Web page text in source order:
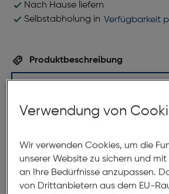
Nach Hause liefern
Selbstabholung in Verfügbarkeit
Produktbeschreibung
ArtNr.: 879949243
als modisches counter-part zu den
allgegenwärtigen dünnen
dem geringen Gewicht, trägt auch
Doppelsteg erhöhte Stabilität zu
Verwendung von
Wir verwenden Cookies, um die
unserer Website zu sichern und
an Ihre Bedürfnisse anzupassen.
von Drittanbietern aus dem EU-